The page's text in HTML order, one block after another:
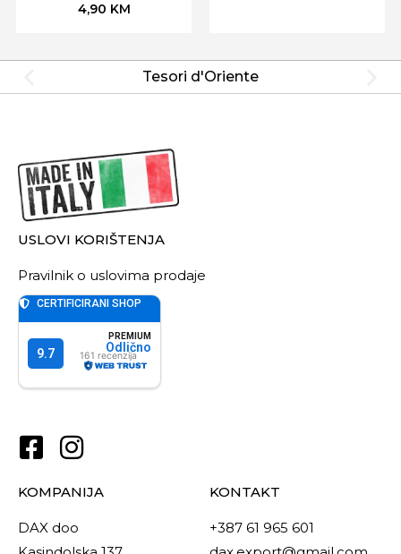
4,90 KM
Tesori d'Oriente
USLOVI KORIŠTENJA
Pravilnik o uslovima prodaje
KOMPANIJA
DAX doo
KONTAKT
+387 61 965 601